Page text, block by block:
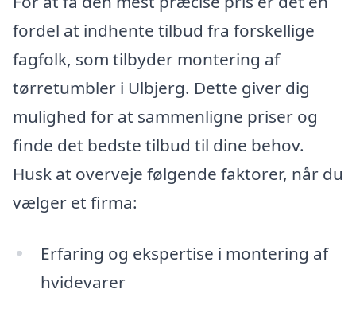
fordel at indhente tilbud fra forskellige
fagfolk, som tilbyder montering af
tørretumbler i Ulbjerg. Dette giver dig
mulighed for at sammenligne priser og
finde det bedste tilbud til dine behov.
Husk at overveje følgende faktorer, når du
vælger et firma:
Erfaring og ekspertise i montering af
hvidevarer